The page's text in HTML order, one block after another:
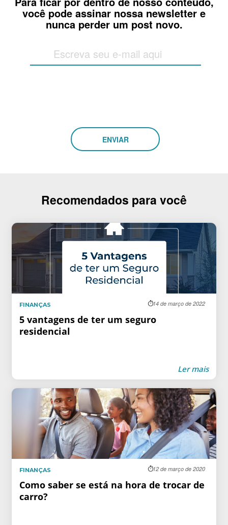
você pode assinar nossa newsletter e
nunca perder um post novo.
Recomendados para você
FINANÇAS 14 de março de 2022
5 vantagens de ter um seguro
residencial
Ler mais
FINANÇAS 12 de março de 2020
Como saber se está na hora de trocar de
carro?